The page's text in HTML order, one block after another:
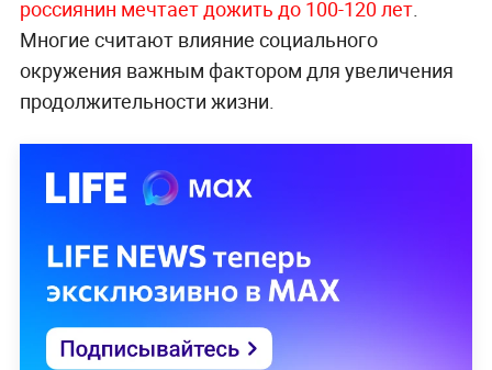
россиянин мечтает дожить до 100-120 лет.
Многие считают влияние социального
окружения важным фактором для увеличения
продолжительности жизни.